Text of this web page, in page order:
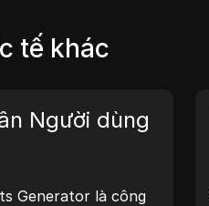
tế khác
Người dùng
Generator là công